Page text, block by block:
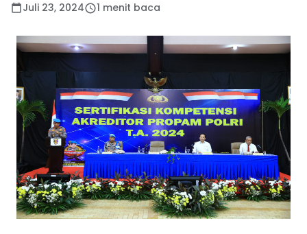
Juli 23, 2024 1 menit baca